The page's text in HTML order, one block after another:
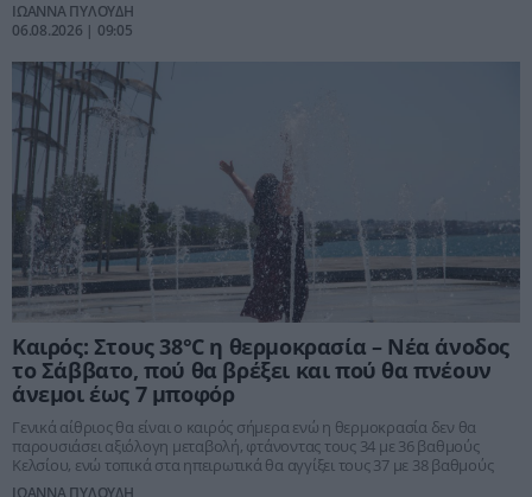
ΙΩΑΝΝΑ ΠΥΛΟΥΔΗ
06.08.2026 | 09:05
Καιρός: Στους 38°C η θερμοκρασία – Νέα άνοδος
το Σάββατο, πού θα βρέξει και πού θα πνέουν
άνεμοι έως 7 μποφόρ
Γενικά αίθριος θα είναι ο καιρός σήμερα ενώ η θερμοκρασία δεν θα
παρουσιάσει αξιόλογη μεταβολή, φτάνοντας τους 34 με 36 βαθμούς
Κελσίου, ενώ τοπικά στα ηπειρωτικά θα αγγίξει τους 37 με 38 βαθμούς